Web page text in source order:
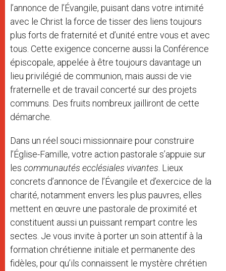
l’annonce de l’Évangile, puisant dans votre intimité
avec le Christ la force de tisser des liens toujours
plus forts de fraternité et d’unité entre vous et avec
tous. Cette exigence concerne aussi la Conférence
épiscopale, appelée à être toujours davantage un
lieu privilégié de communion, mais aussi de vie
fraternelle et de travail concerté sur des projets
communs. Des fruits nombreux jailliront de cette
démarche.
Dans un réel souci missionnaire pour construire
l’Église-Famille, votre action pastorale s’appuie sur
les communautés ecclésiales vivantes . Lieux
concrets d’annonce de l’Évangile et d’exercice de la
charité, notamment envers les plus pauvres, elles
mettent en œuvre une pastorale de proximité et
constituent aussi un puissant rempart contre les
sectes. Je vous invite à porter un soin attentif à la
formation chrétienne initiale et permanente des
fidèles, pour qu’ils connaissent le mystère chrétien